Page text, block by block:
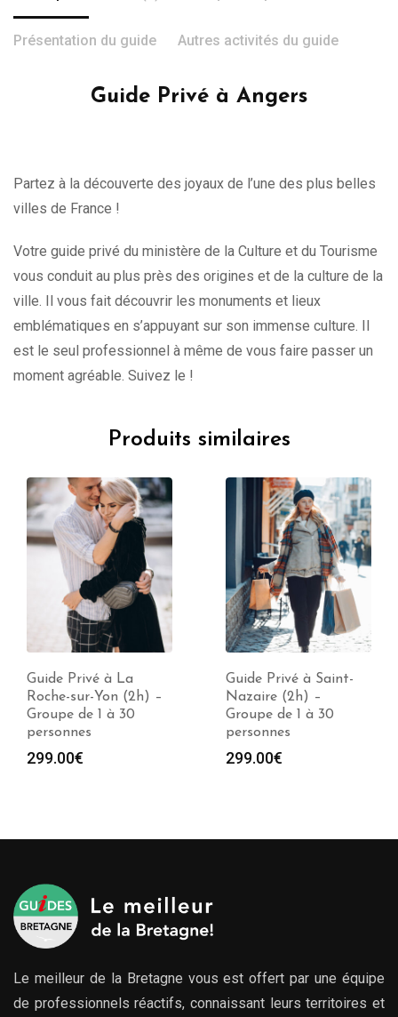
Présentation du guide Autres activités du guide
Guide Privé à Angers
Partez à la découverte des joyaux de l’une des plus belles
villes de France !
Votre guide privé du ministère de la Culture et du Tourisme
vous conduit au plus près des origines et de la culture de la
ville. Il vous fait découvrir les monuments et lieux
emblématiques en s’appuyant sur son immense culture. Il
est le seul professionnel à même de vous faire passer un
moment agréable. Suivez le !
Produits similaires
Guide Privé à La
Roche-sur-Yon (2h) –
Groupe de 1 à 30
personnes
299.00€
Guide Privé à Saint-
Nazaire (2h) –
Groupe de 1 à 30
personnes
299.00€
Le meilleur de la Bretagne vous est offert par une équipe
de professionnels réactifs, connaissant leurs territoires et